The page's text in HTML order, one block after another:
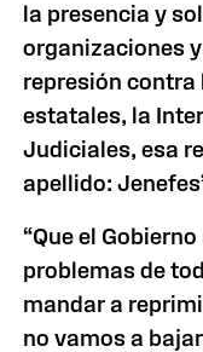
la presencia y
organizaciones
represión contra
estatales, la
Judiciales, esa
apellido:
“Que el
problemas de
mandar a
no vamos a